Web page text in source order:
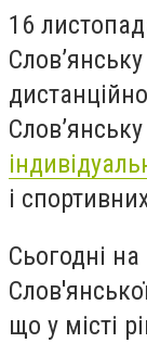
16
і
Сьогодні
що у місті